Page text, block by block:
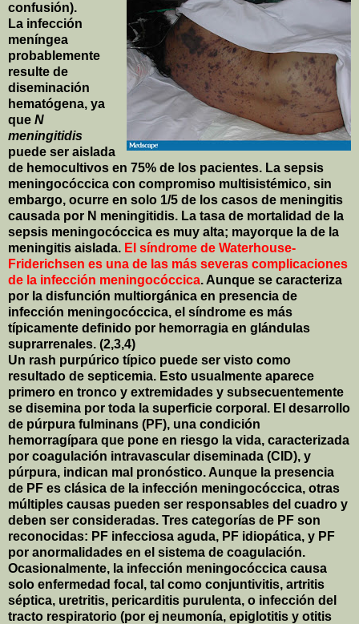
confusión).
La infección
meníngea
probablemente
resulte de
diseminación
hematógena, ya
que N
meningitidis
puede ser aislada
de hemocultivos en 75% de los pacientes. La sepsis
meningocóccica con compromiso multisistémico, sin
embargo, ocurre en solo 1/5 de los casos de meningitis
causada por N meningitidis. La tasa de mortalidad de la
sepsis meningocóccica es muy alta; mayorque la de la
meningitis aislada. El síndrome de Waterhouse-
Friderichsen es una de las más severas complicaciones
de la infección meningocóccica. Aunque se caracteriza
por la disfunción multiorgánica en presencia de
infección meningocóccica, el síndrome es más
típicamente definido por hemorragia en glándulas
suprarrenales. (2,3,4)
Un rash purpúrico típico puede ser visto como
resultado de septicemia. Esto usualmente aparece
primero en tronco y extremidades y subsecuentemente
se disemina por toda la superficie corporal. El desarrollo
de púrpura fulminans (PF), una condición
hemorragípara que pone en riesgo la vida, caracterizada
por coagulación intravascular diseminada (CID), y
púrpura, indican mal pronóstico. Aunque la presencia
de PF es clásica de la infección meningocóccica, otras
múltiples causas pueden ser responsables del cuadro y
deben ser consideradas. Tres categorías de PF son
reconocidas: PF infecciosa aguda, PF idiopática, y PF
por anormalidades en el sistema de coagulación.
Ocasionalmente, la infección meningocóccica causa
solo enfermedad focal, tal como conjuntivitis, artritis
séptica, uretritis, pericarditis purulenta, o infección del
tracto respiratorio (por ej neumonía, epiglotitis y otitis